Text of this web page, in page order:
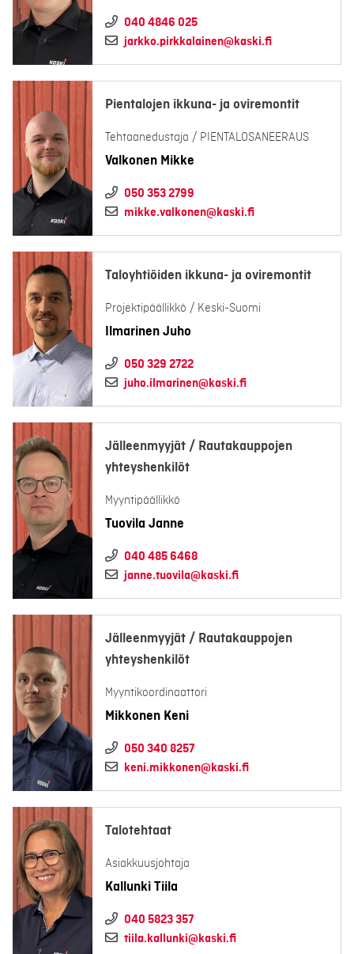
040 4846 025
jarkko.pirkkalainen@kaski.fi
Pientalojen ikkuna- ja oviremontit
Tehtaanedustaja / PIENTALOSANEERAUS
Valkonen Mikke
050 353 2799
mikke.valkonen@kaski.fi
Taloyhtiöiden ikkuna- ja oviremontit
Projektipäällikkö / Keski-Suomi
Ilmarinen Juho
050 329 2722
juho.ilmarinen@kaski.fi
Jälleenmyyjät / Rautakauppojen
yhteyshenkilöt
Myyntipäällikkö
Tuovila Janne
040 485 6468
janne.tuovila@kaski.fi
Jälleenmyyjät / Rautakauppojen
yhteyshenkilöt
Myyntikoordinaattori
Mikkonen Keni
050 340 8257
keni.mikkonen@kaski.fi
Talotehtaat
Asiakkuusjohtaja
Kallunki Tiila
040 5823 357
tiila.kallunki@kaski.fi